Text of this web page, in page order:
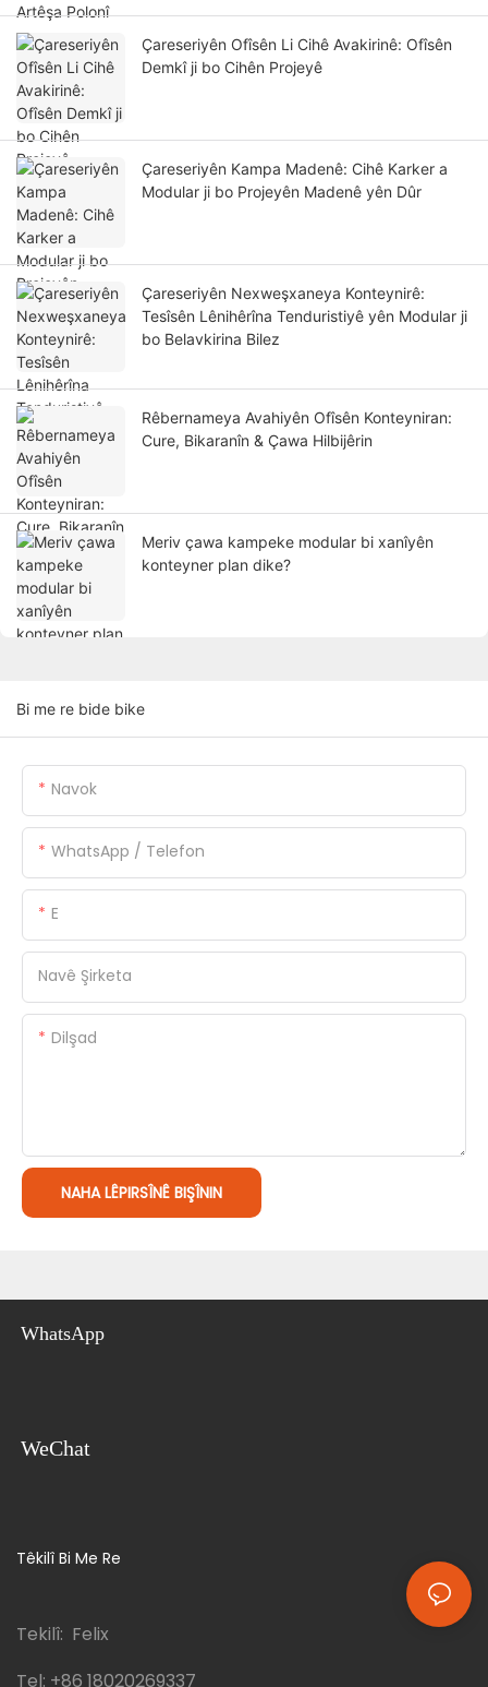
Çareseriyên Ofîsên Li Cihê Avakirinê: Ofîsên
Demkî ji bo Cihên Projeyê
Çareseriyên Kampa Madenê: Cihê Karker a
Modular ji bo Projeyên Madenê yên Dûr
Çareseriyên Nexweşxaneya Konteynirê:
Tesîsên Lênihêrîna Tenduristiyê yên Modular ji
bo Belavkirina Bilez
Rêbernameya Avahiyên Ofîsên Konteyniran:
Cure, Bikaranîn & Çawa Hilbijêrin
Meriv çawa kampeke modular bi xanîyên
konteyner plan dike?
Bi me re bide bike
Navok
WhatsApp / Telefon
E
Navê Şirketa
Dilşad
NAHA LÊPIRSÎNÊ BIŞÎNIN
WhatsApp
WeChat
Têkilî Bi Me Re
Tekilî: Felix
Tel: +86 18020269337